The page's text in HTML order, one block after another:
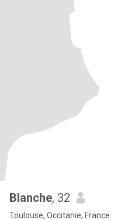
Blanche, 32
Toulouse, Occitanie, France